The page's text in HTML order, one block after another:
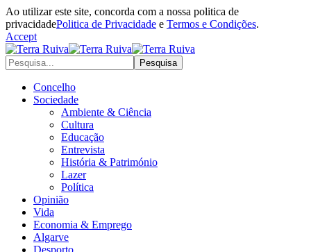
Ao utilizar este site, concorda com a nossa politica de
privacidadePolitica de Privacidade e Termos e Condições.
Accept
Concelho
Sociedade
Ambiente & Ciência
Cultura
Educação
Entrevista
História & Património
Lazer
Política
Opinião
Vida
Economia & Emprego
Algarve
Desporto